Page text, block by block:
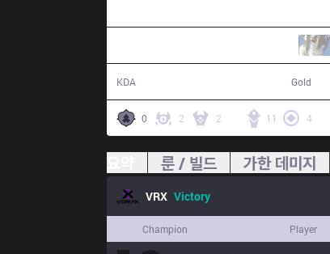
KDA Gold
0 2 2 11 4
룬 / 빌드 가한 데미지
VRX Victory
Champion Player